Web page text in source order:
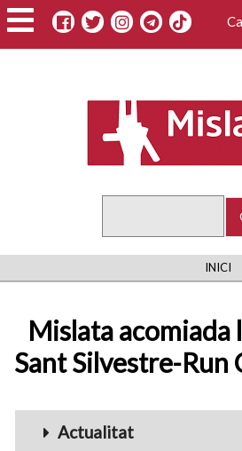
Vés
al
contingut
INICI
Mislata acomiada
Sant Silvestre-Run
Menu_Videos
Actualitat